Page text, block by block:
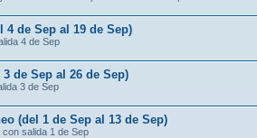
de Sep al 19 de Sep)
4 de Sep
de Sep al 26 de Sep)
3 de Sep
(del 1 de Sep al 13 de Sep)
salida 1 de Sep